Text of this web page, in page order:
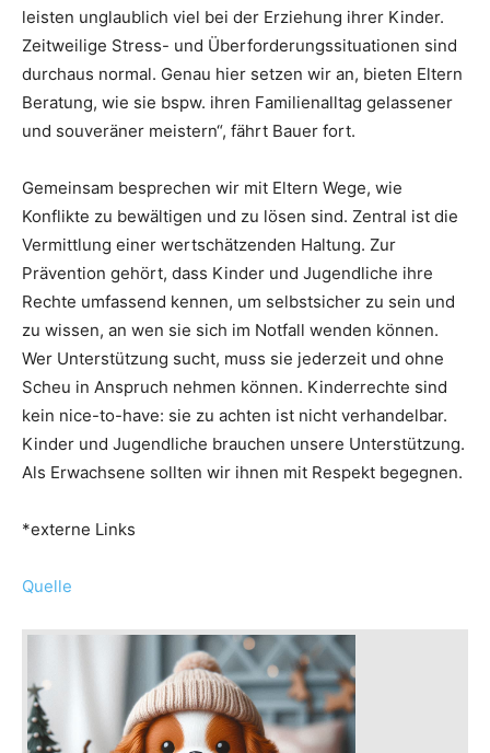
leisten unglaublich viel bei der Erziehung ihrer Kinder.
Zeitweilige Stress- und Überforderungssituationen sind
durchaus normal. Genau hier setzen wir an, bieten Eltern
Beratung, wie sie bspw. ihren Familienalltag gelassener
und souveräner meistern“, fährt Bauer fort.
Gemeinsam besprechen wir mit Eltern Wege, wie
Konflikte zu bewältigen und zu lösen sind. Zentral ist die
Vermittlung einer wertschätzenden Haltung. Zur
Prävention gehört, dass Kinder und Jugendliche ihre
Rechte umfassend kennen, um selbstsicher zu sein und
zu wissen, an wen sie sich im Notfall wenden können.
Wer Unterstützung sucht, muss sie jederzeit und ohne
Scheu in Anspruch nehmen können. Kinderrechte sind
kein nice-to-have: sie zu achten ist nicht verhandelbar.
Kinder und Jugendliche brauchen unsere Unterstützung.
Als Erwachsene sollten wir ihnen mit Respekt begegnen.
*externe Links
Quelle